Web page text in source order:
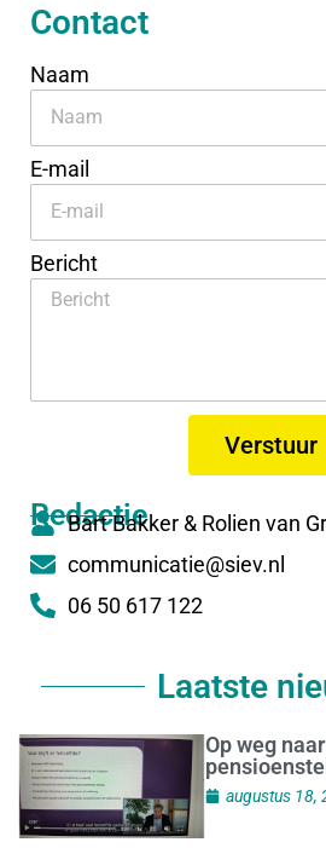
Contact
Naam
E-mail
Bericht
Verstuur
Redactie
Bart Bakker & Rolien van
communicatie@siev.nl
06 50 617 122
Laatste
Op weg
augustus 18,